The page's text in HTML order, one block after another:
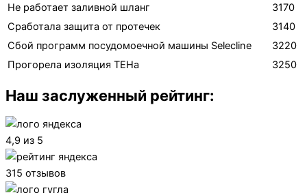
Не работает заливной шланг
3170
Сработала защита от протечек
3140
Сбой программ посудомоечной машины Selecline
3220
Прогорела изоляция ТЕНа
3250
Наш заслуженный рейтинг:
4,9 из 5
315 отзывов